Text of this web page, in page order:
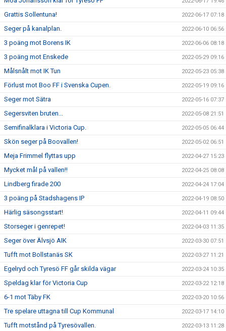
Grattis Sollentuna! 2022-06-17 07:18
Seger på kanalplan. 2022-06-10 06:56
3 poäng mot Borens IK 2022-06-06 08:18
3 poäng mot Enskede 2022-05-29 09:16
Målsnålt mot IK Tun 2022-05-23 05:38
Förlust mot Boo FF i Svenska Cupen. 2022-05-19 09:16
Seger mot Sätra 2022-05-16 07:37
Segersviten bruten... 2022-05-08 21:51
Semifinalklara i Victoria Cup. 2022-05-05 06:44
Skön seger på Boovallen! 2022-05-02 06:51
Meja Frimmel flyttas upp 2022-04-27 15:23
Mycket mål på vallen!! 2022-04-25 08:08
Lindberg firade 200 2022-04-24 17:04
3 poäng på Stadshagens IP 2022-04-19 08:50
Härlig säsongsstart! 2022-04-11 09:44
Storseger i genrepet! 2022-04-03 11:35
Seger över Älvsjö AIK 2022-03-30 07:51
Tufft mot Bollstanäs SK 2022-03-27 11:21
Egelryd och Tyresö FF går skilda vägar 2022-03-24 10:35
Speldag klar för Victoria Cup 2022-03-22 12:18
6-1 mot Täby FK 2022-03-20 10:56
Tre spelare uttagna till Cup Kommunal 2022-03-17 14:10
Tufft motstånd på Tyresövallen. 2022-03-13 11:28